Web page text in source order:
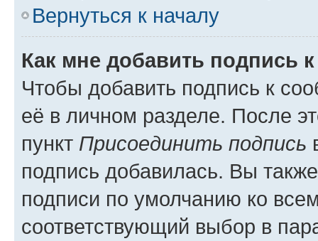
Вернуться к началу
Как мне добавить подпись
Чтобы добавить подпись к
её в личном разделе. После
пункт Присоединить подпись
подпись добавилась. Вы
подписи по умолчанию ко
соответствующий выбор в